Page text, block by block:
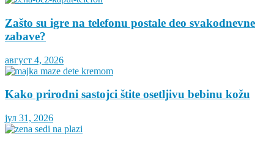
Zašto su igre na telefonu postale deo svakodnevne
zabave?
август 4, 2026
Kako prirodni sastojci štite osetljivu bebinu kožu
јул 31, 2026